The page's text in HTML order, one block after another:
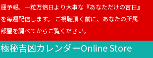
運予報。一粒万倍日より大事な『あなただけの吉日』
を毎週配信します。 ご視聴頂く前に、あなたの所属
部屋を調べてからご覧ください。
極秘吉凶カレンダーOnline Store